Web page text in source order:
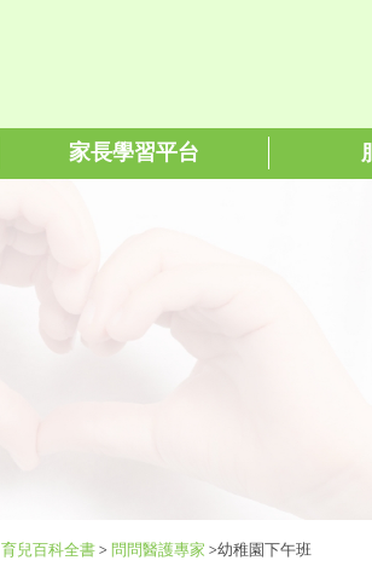
家長學習平台
育兒百科全書> 問問醫護專家 >幼稚園下午班